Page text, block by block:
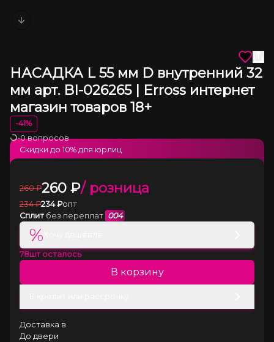
НАСАДКА L 55 мм D внутренний 32
мм арт. BI-026265 | Erross интернет
магазин товаров 18+
-41%
Загрузка
•0 вопросов
260 ₽260 ₽/ розница
234 ₽234₽опт
Сплит без переплат 004
%
78шт осталось
В корзину
Доставка в
До двери
Скидки до 10% для юрлиц